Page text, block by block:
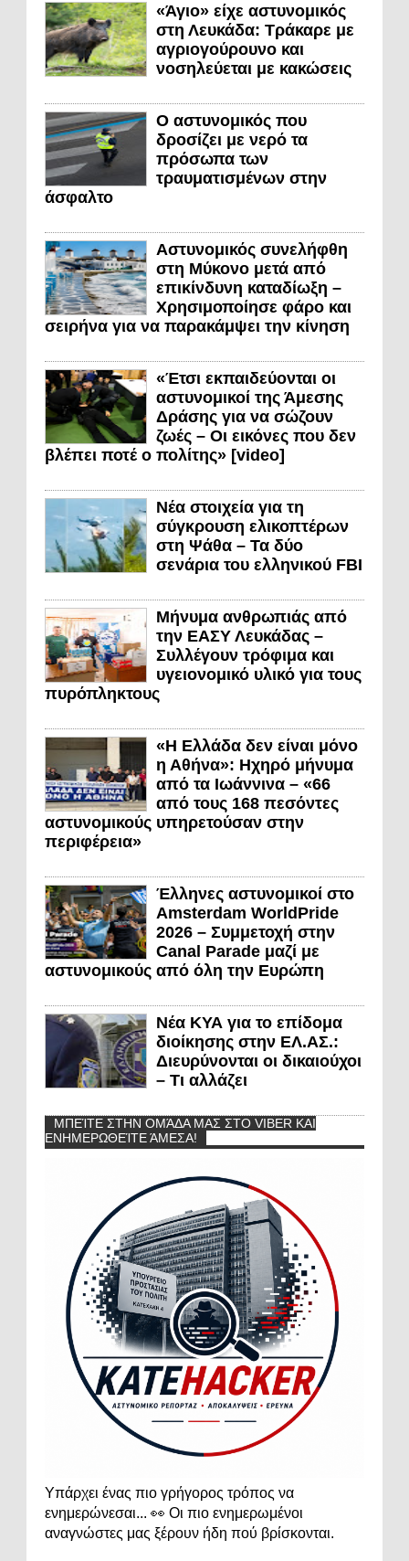
«Άγιο» είχε αστυνομικός
στη Λευκάδα: Τράκαρε με
αγριογούρουνο και
νοσηλεύεται με κακώσεις
Ο αστυνομικός που
δροσίζει με νερό τα
πρόσωπα των
τραυματισμένων στην
άσφαλτο
Αστυνομικός συνελήφθη
στη Μύκονο μετά από
επικίνδυνη καταδίωξη –
Χρησιμοποίησε φάρο και
σειρήνα για να παρακάμψει την κίνηση
«Έτσι εκπαιδεύονται οι
αστυνομικοί της Άμεσης
Δράσης για να σώζουν
ζωές – Οι εικόνες που δεν
βλέπει ποτέ ο πολίτης» [video]
Νέα στοιχεία για τη
σύγκρουση ελικοπτέρων
στη Ψάθα – Τα δύο
σενάρια του ελληνικού FBI
Μήνυμα ανθρωπιάς από
την ΕΑΣΥ Λευκάδας –
Συλλέγουν τρόφιμα και
υγειονομικό υλικό για τους
πυρόπληκτους
«Η Ελλάδα δεν είναι μόνο
η Αθήνα»: Ηχηρό μήνυμα
από τα Ιωάννινα – «66
από τους 168 πεσόντες
αστυνομικούς υπηρετούσαν στην
περιφέρεια»
Έλληνες αστυνομικοί στο
Amsterdam WorldPride
2026 – Συμμετοχή στην
Canal Parade μαζί με
αστυνομικούς από όλη την Ευρώπη
Νέα ΚΥΑ για το επίδομα
διοίκησης στην ΕΛ.ΑΣ.:
Διευρύνονται οι δικαιούχοι
– Τι αλλάζει
ΜΠΕΊΤΕ ΣΤΗΝ ΟΜΆΔΑ ΜΑΣ ΣΤΟ VIBER ΚΑΙ
ΕΝΗΜΕΡΩΘΕΊΤΕ ΆΜΕΣΑ!
Υπάρχει ένας πιο γρήγορος τρόπος να
ενημερώνεσαι... 👀 Οι πιο ενημερωμένοι
αναγνώστες μας ξέρουν ήδη πού βρίσκονται.